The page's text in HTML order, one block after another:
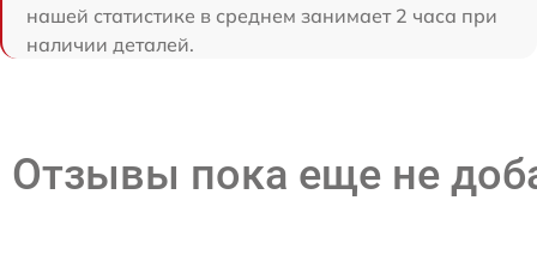
нашей статистике в среднем занимает 2 часа при
наличии деталей.
Отзывы пока еще не